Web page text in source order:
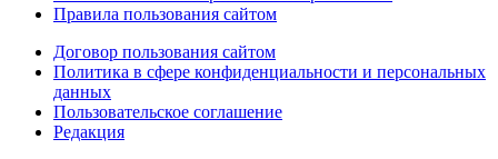
Правила пользования сайтом
Договор пользования сайтом
Политика в сфере конфиденциальности и персональных
данных
Пользовательское соглашение
Редакция